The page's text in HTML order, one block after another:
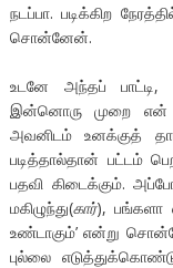
நடப்பா. படிக்கிற
சொன்னேன்.
உடனே அந்தப்
இன்னொரு முறை என்
அவனிடம் உனக்குத்
படித்தால்தான் பட்டம்
பதவி கிடைக்கும்.
மகிழுந்து(கார்), பங்களா
உண்டாகும்’ என்று
புல்லை